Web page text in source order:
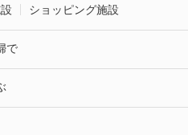
ショッピング施設
で